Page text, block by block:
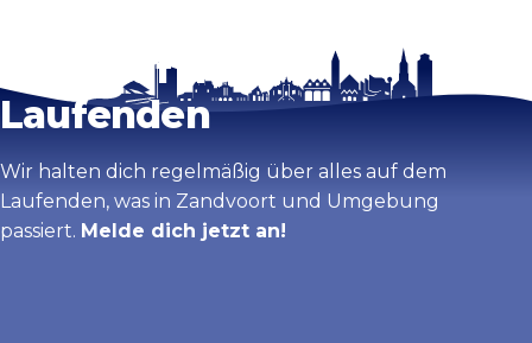
Karte vergrößern
Bleib auf dem
Laufenden
Wir halten dich regelmäßig über alles auf dem
Laufenden, was in Zandvoort und Umgebung
passiert. Melde dich jetzt an!